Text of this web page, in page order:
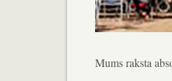
Mums raksta